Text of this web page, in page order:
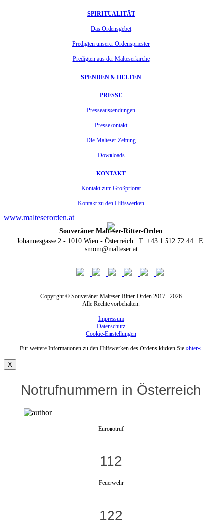
SPIRITUALITÄT
Das Ordensgebet
Predigten unserer Ordenspriester
Predigten aus der Malteserkirche
SPENDEN & HELFEN
PRESSE
Presseaussendungen
Pressekontakt
Die Malteser Zeitung
Downloads
KONTAKT
Kontakt zum Großpriorat
Kontakt zu den Hilfswerken
www.malteserorden.at
Souveräner Malteser-Ritter-Orden
Johannesgasse 2 - 1010 Wien - Österreich | T: +43 1 512 72 44 | E:
smom@malteser.at
Copyright © Souveräner Malteser-Ritter-Orden 2017 - 2026
Alle Rechte vorbehalten.
Impressum
Datenschutz
Cookie-Einstellungen
Für weitere Informationen zu den Hilfswerken des Ordens klicken Sie »hier«
X
Notrufnummern in Österreich
Euronotruf
112
Feuerwehr
122